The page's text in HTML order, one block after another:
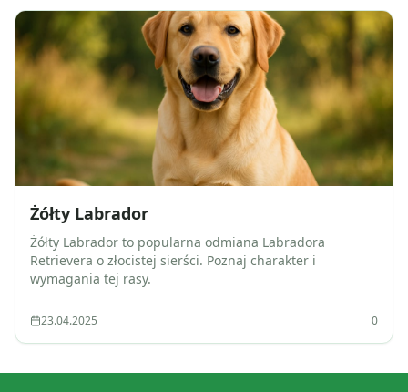
Żółty Labrador
Żółty Labrador to popularna odmiana Labradora
Retrievera o złocistej sierści. Poznaj charakter i
wymagania tej rasy.
23.04.2025 0